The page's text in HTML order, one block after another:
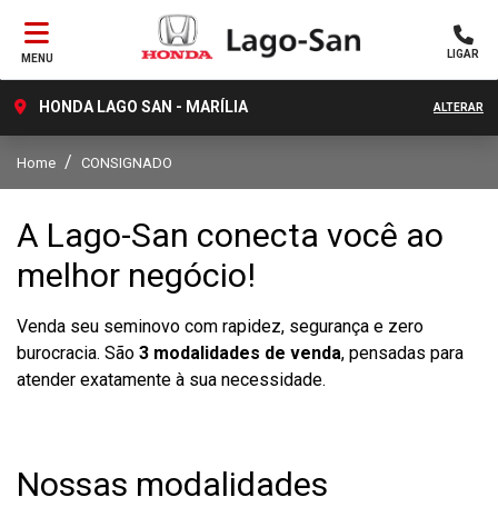
MENU LIGAR
HONDA LAGO SAN - MARÍLIA ALTERAR
Home CONSIGNADO
A Lago-San conecta você ao
melhor negócio!
Venda seu seminovo com rapidez, segurança e zero
burocracia. São 3 modalidades de venda, pensadas para
atender exatamente à sua necessidade.
Nossas modalidades